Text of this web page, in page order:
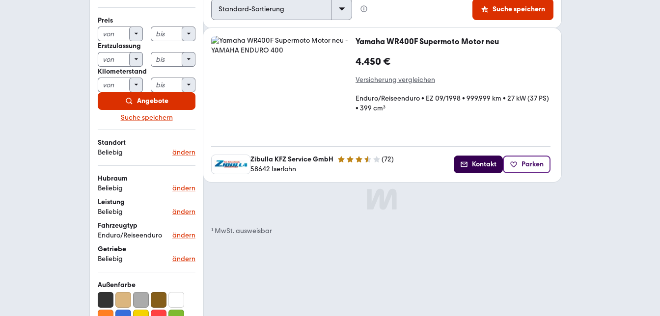
Preis
Erstzulassung
Kilometerstand
Angebote
Suche speichern
Standort
Beliebig
ändern
Hubraum
Beliebig
ändern
Leistung
Beliebig
ändern
Fahrzeugtyp
Enduro/Reiseenduro
ändern
Getriebe
Beliebig
ändern
Außenfarbe
Suche speichern
Yamaha WR400F Supermoto Motor neu
4.450 €
Versicherung vergleichen
Enduro/Reiseenduro• EZ 09/1998• 999.999 km • 27 kW (37 PS)
• 399 cm³
Zibulla KFZ Service GmbH 3.6 Sterne (72)
58642 Iserlohn
Kontakt Parken
¹MwSt. ausweisbar